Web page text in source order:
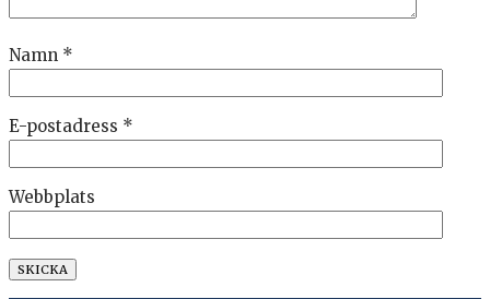
Namn *
E-postadress *
Webbplats